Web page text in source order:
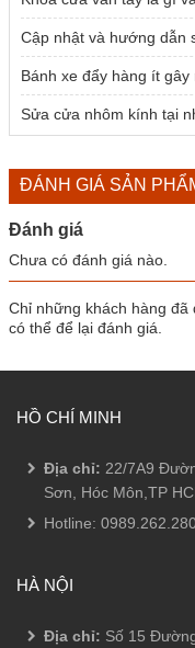
Cập nhật và hướng dẫn
Bánh xe đẩy hàng ít
Sửa cửa nhôm kính tại
ĐÁNH GIÁ SẢN
Đánh giá
Chưa có đánh giá nào.
Chỉ những khách hàng
có thể để lại đánh giá.
HỒ CHÍ MINH
Địa chỉ: 22/7A9
Sơn, Hóc Môn,TP
Hotline:
HÀ NỘI
Địa chỉ: Số 15